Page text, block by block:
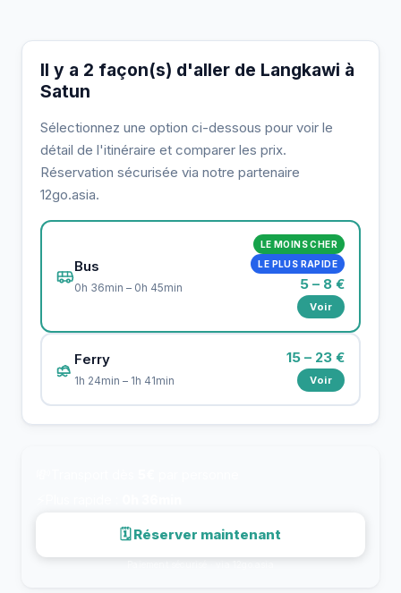
Il y a 2 façon(s) d'aller de Langkawi à
Satun
Sélectionnez une option ci-dessous pour voir le
détail de l'itinéraire et comparer les prix.
Réservation sécurisée via notre partenaire
12go.asia.
Bus
0h 36min – 0h 45min
LE MOINS CHER
LE PLUS RAPIDE
5 – 8 €
Voir
Ferry
1h 24min – 1h 41min
15 – 23 €
Voir
🗓 Réserver maintenant